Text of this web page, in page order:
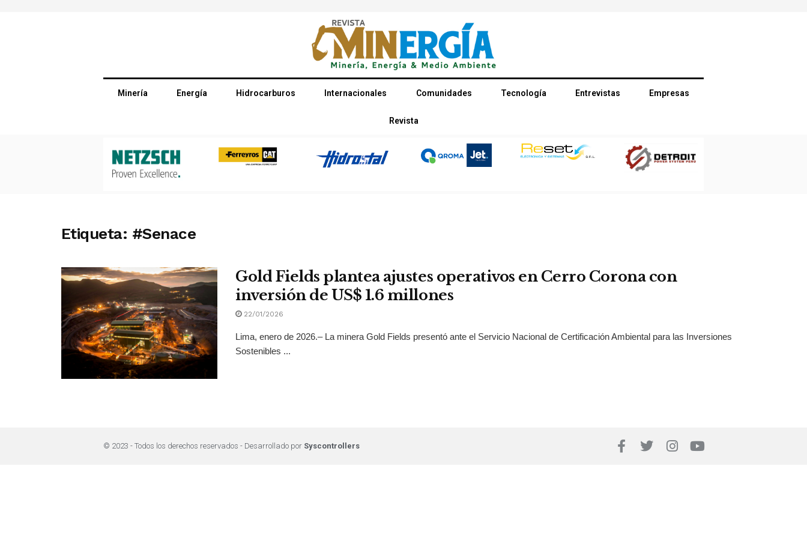
Minería Energía Hidrocarburos Internacionales Comunidades Tecnología Entrevistas Empresas
Revista
Etiqueta: #Senace
Gold Fields plantea ajustes operativos en Cerro Corona con
inversión de US$ 1.6 millones
22/01/2026
Lima, enero de 2026.– La minera Gold Fields presentó ante el Servicio Nacional de Certificación Ambiental para las Inversiones
Sostenibles ...
© 2023 - Todos los derechos reservados - Desarrollado por Syscontrollers